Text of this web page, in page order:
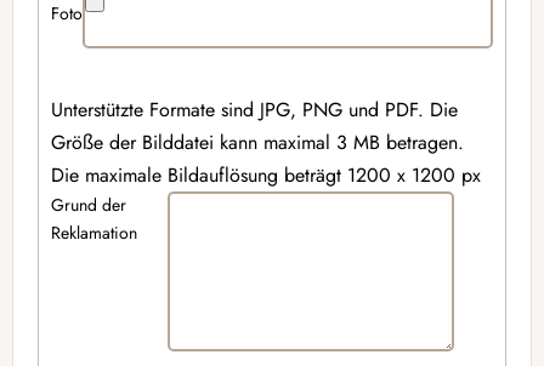
Foto
Unterstützte Formate sind JPG, PNG und PDF. Die
Größe der Bilddatei kann maximal 3 MB betragen.
Die maximale Bildauflösung beträgt 1200 x 1200 px
Grund der
Reklamation